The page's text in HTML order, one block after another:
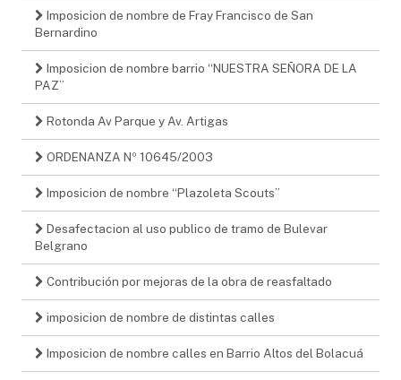
Imposicion de nombre de Fray Francisco de San
Bernardino
Imposicion de nombre barrio “NUESTRA SEÑORA DE LA
PAZ”
Rotonda Av Parque y Av. Artigas
ORDENANZA Nº 10645/2003
Imposicion de nombre “Plazoleta Scouts”
Desafectacion al uso publico de tramo de Bulevar
Belgrano
Contribución por mejoras de la obra de reasfaltado
imposicion de nombre de distintas calles
Imposicion de nombre calles en Barrio Altos del Bolacuá